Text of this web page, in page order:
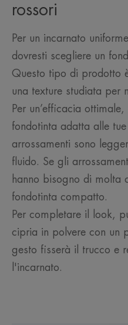
rossori
Per un incarnato
dovresti scegliere un
Questo tipo di prodotto
una texture studiata per
Per un’efficacia
fondotinta adatta alle
arrossamenti sono
fluido. Se gli
hanno bisogno di molta
fondotinta compatto.
Per completare il look,
cipria in polvere con un
gesto fisserà il trucco e
l'incarnato.